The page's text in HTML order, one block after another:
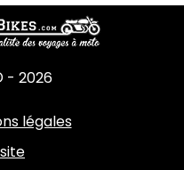
- 2026
légales